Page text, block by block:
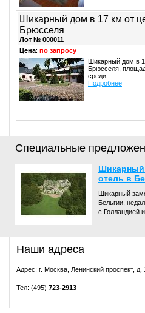
Шикарный дом в 17 км от
Брюсселя
Лот № 000011
Цена: по запросу
Шикарный дом в
Брюсселя,
среди...
Подробнее
Специальные
Шикарный
отель в
Шикарный
Бельгии,
с Голландией
Наши адреса
Адрес: г. Москва, Ленинский проспект, д.
Тел: (495) 723-2913